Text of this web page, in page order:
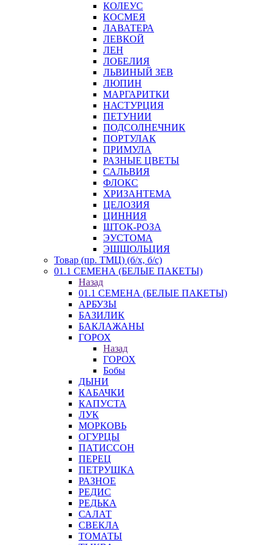
КОЛЕУС
КОСМЕЯ
ЛАВАТЕРА
ЛЕВКОЙ
ЛЕН
ЛОБЕЛИЯ
ЛЬВИНЫЙ ЗЕВ
ЛЮПИН
МАРГАРИТКИ
НАСТУРЦИЯ
ПЕТУНИИ
ПОДСОЛНЕЧНИК
ПОРТУЛАК
ПРИМУЛА
РАЗНЫЕ ЦВЕТЫ
САЛЬВИЯ
ФЛОКС
ХРИЗАНТЕМА
ЦЕЛОЗИЯ
ЦИННИЯ
ШТОК-РОЗА
ЭУСТОМА
ЭШШОЛЬЦИЯ
Товар (пр. ТМЦ) (б/х, б/с)
01.1 СЕМЕНА (БЕЛЫЕ ПАКЕТЫ)
Назад
01.1 СЕМЕНА (БЕЛЫЕ ПАКЕТЫ)
АРБУЗЫ
БАЗИЛИК
БАКЛАЖАНЫ
ГОРОХ
Назад
ГОРОХ
Бобы
ДЫНИ
КАБАЧКИ
КАПУСТА
ЛУК
МОРКОВЬ
ОГУРЦЫ
ПАТИССОН
ПЕРЕЦ
ПЕТРУШКА
РАЗНОЕ
РЕДИС
РЕДЬКА
САЛАТ
СВЕКЛА
ТОМАТЫ